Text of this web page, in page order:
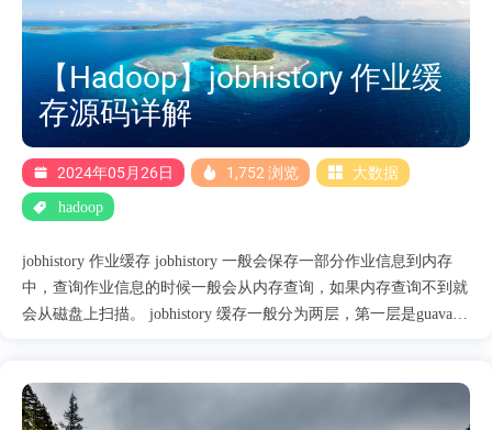
【Hadoop】jobhistory 作业缓
存源码详解
2024年05月26日 1,752 浏览 大数据
hadoop
jobhistory 作业缓存 jobhistory 一般会保存一部分作业信息到内存
中，查询作业信息的时候一般会从内存查询，如果内存查询不到就
会从磁盘上扫描。 jobhistory 缓存一般分为两层，第一层是guava缓
中不存在的时候，默认是需要重新加载的，jobhistory中定义了加载
规则,定义代码如下： CacheLoader<JobId, Job> loader; loader = new